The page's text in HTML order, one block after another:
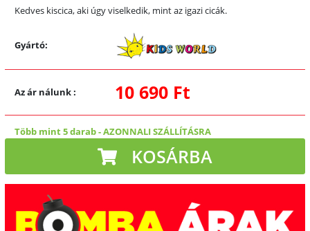
Kedves kiscica, aki úgy viselkedik, mint az igazi cicák.
Gyártó:
Az ár nálunk: 10 690 Ft
Több mint 5 darab-AZONNALI SZÁLLÍTÁSRA
KOSÁRBA